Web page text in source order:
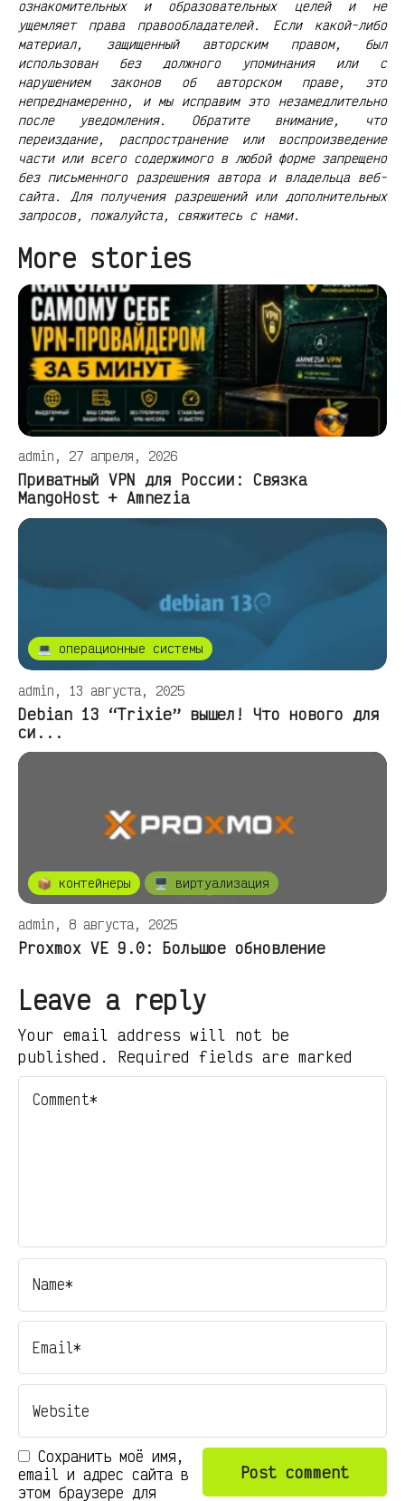
ознакомительных и образовательных целей и не
ущемляет права правообладателей. Если какой-либо
материал, защищенный авторским правом, был
использован без должного упоминания или с
нарушением законов об авторском праве, это
непреднамеренно, и мы исправим это незамедлительно
после уведомления. Обратите внимание, что
переиздание, распространение или воспроизведение
части или всего содержимого в любой форме запрещено
без письменного разрешения автора и владельца веб-
сайта. Для получения разрешений или дополнительных
запросов, пожалуйста, свяжитесь с нами.
More stories
admin, 27 апреля, 2026
Приватный VPN для России: Связка
MangoHost + Amnezia
💻 операционные системы
admin, 13 августа, 2025
Debian 13 “Trixie” вышел! Что нового для
си...
📦 контейнеры 🖥️ виртуализация
admin, 8 августа, 2025
Proxmox VE 9.0: Большое обновление
Leave a reply
Your email address will not be
published. Required fields are marked
Сохранить моё имя,
email и адрес сайта в
этом браузере для